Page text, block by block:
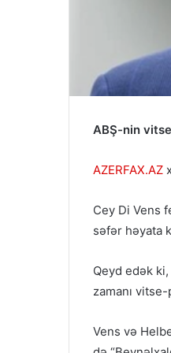
ABŞ-nin
AZERFAX.AZ
Cey Di Vens
səfər həyata
Qeyd edək
zamanı
Vens və